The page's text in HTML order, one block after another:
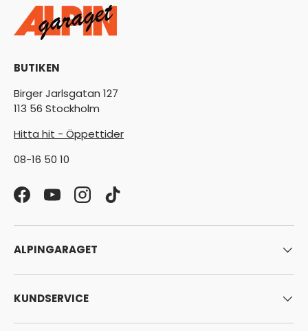
BUTIKEN
Birger Jarlsgatan 127
113 56 Stockholm
Hitta hit - Öppettider
08-16 50 10
FacebookYouTubeInstagram
TikTok
ALPINGARAGET
KUNDSERVICE